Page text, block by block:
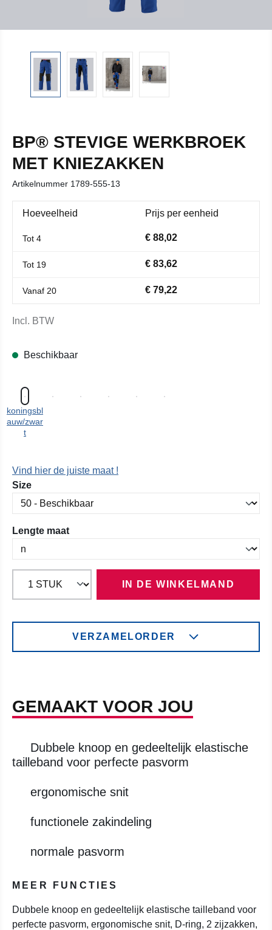
BP® STEVIGE WERKBROEK
MET KNIEZAKKEN
Artikelnummer 1789-555-13
Hoeveelheid Prijs per eenheid
Tot 4 € 88,02
Tot 19 € 83,62
Vanaf 20 € 79,22
Incl. BTW
Beschikbaar
koningsbl
auw/zwar
t
Vind hier de juiste maat !
Selecteer
Size
Selecteer
Lengte maat
IN DE WINKELMAND
VERZAMELORDER
GEMAAKT VOOR JOU
Dubbele knoop en gedeeltelijk elastische
tailleband voor perfecte pasvorm
ergonomische snit
functionele zakindeling
normale pasvorm
MEER FUNCTIES
Dubbele knoop en gedeeltelijk elastische tailleband voor
perfecte pasvorm, ergonomische snit, D-ring, 2 zijzakken,